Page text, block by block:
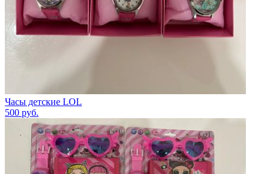
Часы детские LOL
500 руб.